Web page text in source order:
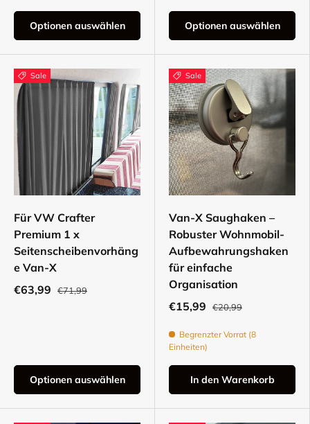
Optionen auswählen Optionen auswählen
Sale
Für VW Crafter
Premium 1 x
Seitenscheibenvorhäng
e Van-X
€63,99
€71,99
Optionen auswählen
Sale
Van-X Saughaken –
Robuster Wohnmobil-
Aufbewahrungshaken
für einfache
Organisation
€15,99
€20,99
Begrenzter Vorrat (8
Einheiten)
In den Warenkorb